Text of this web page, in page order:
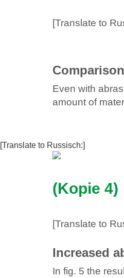
[Translate to
Even with
amount of
[Translate to Russisch:]
(Kopie 4)
[Translate to
Increased
In fig. 5 the